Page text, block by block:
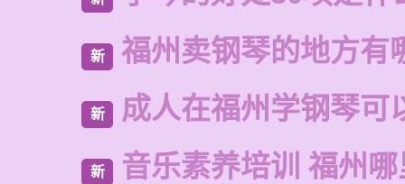
新 福州卖钢琴的地方有
新 成人在福州学钢琴可
新 音乐素养培训 福州